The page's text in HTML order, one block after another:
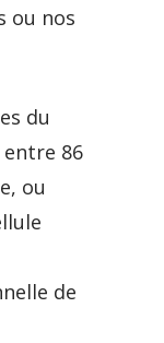
ou nos
du
86
ou
de